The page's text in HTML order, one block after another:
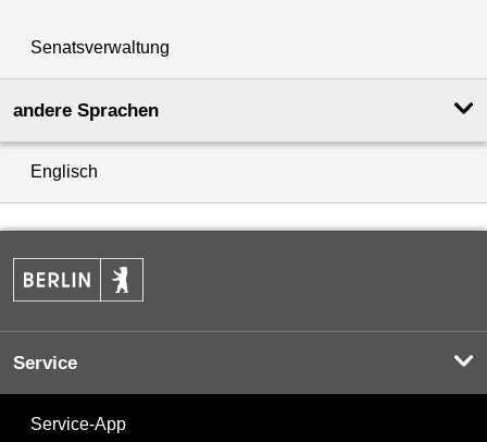
Senatsverwaltung
andere Sprachen
Englisch
Service
Service-App